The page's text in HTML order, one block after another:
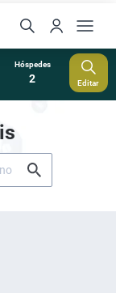
Hóspedes
2 Editar